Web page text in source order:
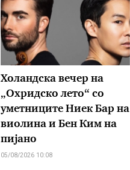
Холандска вечер на
„Охридско лето“ со
уметниците Ниек Бар на
виолина и Бен Ким на
пијано
05/08/2026 10:08